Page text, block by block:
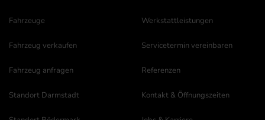
Fahrzeuge
Fahrzeug verkaufen
Fahrzeug anfragen
Werkstattleistungen
Servicetermin vereinbaren
Referenzen
Standort Darmstadt Kontakt & Öffnungszeiten